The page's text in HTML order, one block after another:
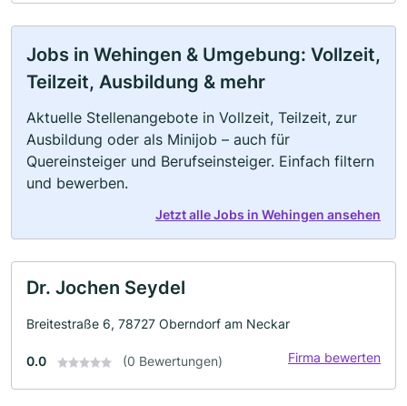
Jobs in Wehingen & Umgebung: Vollzeit,
Teilzeit, Ausbildung & mehr
Aktuelle Stellenangebote in Vollzeit, Teilzeit, zur
Ausbildung oder als Minijob – auch für
Quereinsteiger und Berufseinsteiger. Einfach filtern
und bewerben.
Jetzt alle Jobs in Wehingen ansehen
Dr. Jochen Seydel
Breitestraße 6, 78727 Oberndorf am Neckar
0.0 (0 Bewertungen) Firma bewerten